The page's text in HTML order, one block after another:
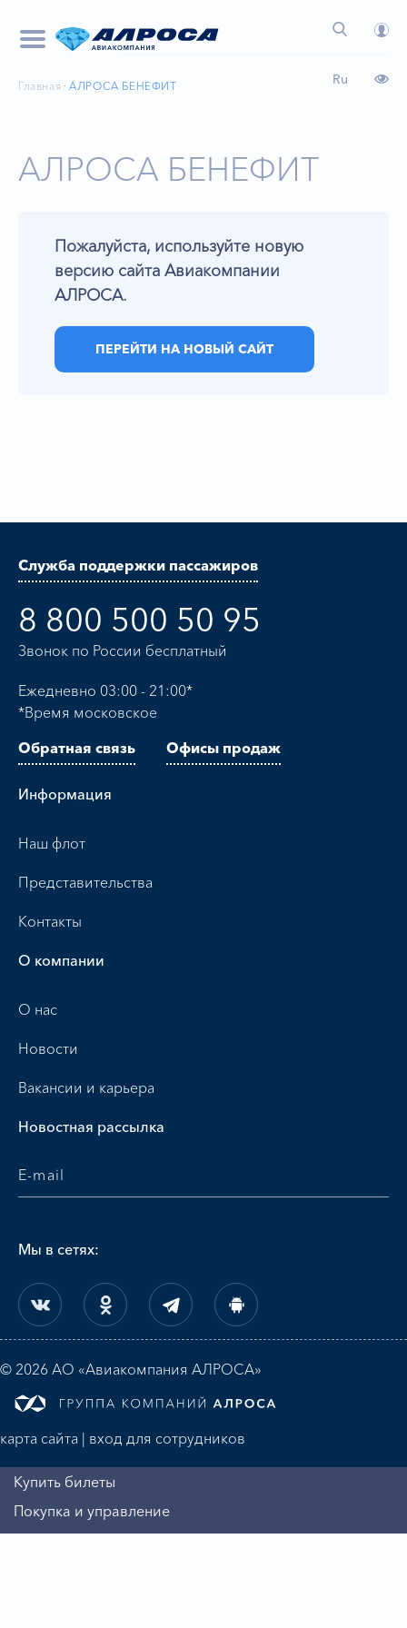
Ru
Главная АЛРОСА БЕНЕФИТ
АЛРОСА БЕНЕФИТ
Пожалуйста, используйте новую
версию сайта Авиакомпании
АЛРОСА.
ПЕРЕЙТИ НА НОВЫЙ САЙТ
Служба поддержки пассажиров
8 800 500 50 95
Звонок по России бесплатный
Ежедневно 03:00 - 21:00*
*Время московское
Обратная связь
Офисы продаж
Информация
Наш флот
Представительства
Контакты
О компании
О нас
Новости
Вакансии и карьера
Новостная рассылка
Мы в сетях:
© 2026 АО «Авиакомпания АЛРОСА»
карта сайта | вход для сотрудников
Купить билеты
Покупка и управление